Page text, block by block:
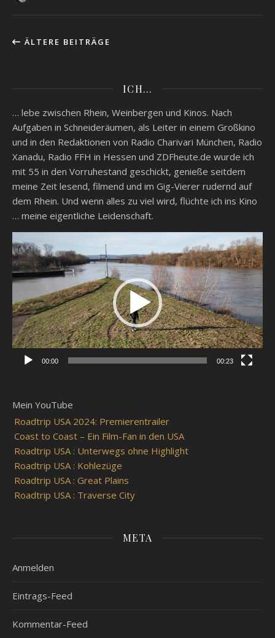
ÄLTERE BEITRÄGE
ICH…
… lebe zwischen Rhein, Weinbergen und Kinos. Nach
Aufgaben in Schneideräumen, als Leiter in einem Großkino
und in den Redaktionen von Radio Charivari München, Radio
Xanadu, Radio FFH in Hessen und ZDFheute.de wurde ich
mit 55 in den Vorruhestand geschickt, genieße seitdem
meine Zeit lesend, filmend und im Gig-Vierer rudernd auf
dem Rhein. Und wenn alles zu viel wird, flüchte ich ins Kino
… meine eigentliche Leidenschaft.
Player
00:00 00:23
Mein YouTube
Roadtrip USA 2024: Premierentrailer
Coast to Coast – Ein Film-Fan in den USA
Roadtrip USA : Unterwegs ohne Highlight
Roadtrip USA : Kohlezüge
Roadtrip USA : Great Plains
Roadtrip USA : Traverse City
META
Anmelden
Eintrags-Feed
Kommentar-Feed